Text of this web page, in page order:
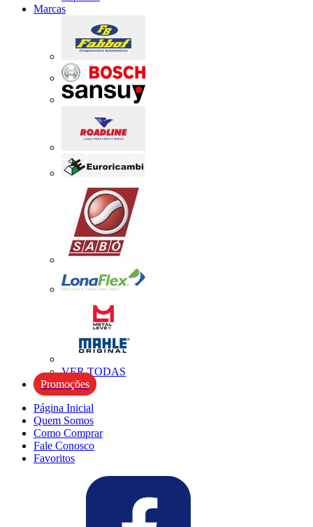
Marcas
VER TODAS
Promoções
Página Inicial
Quem Somos
Como Comprar
Fale Conosco
Favoritos